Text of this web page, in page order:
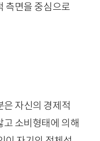
측면을 중심으로
자신의 경제적
소비형태에 의해